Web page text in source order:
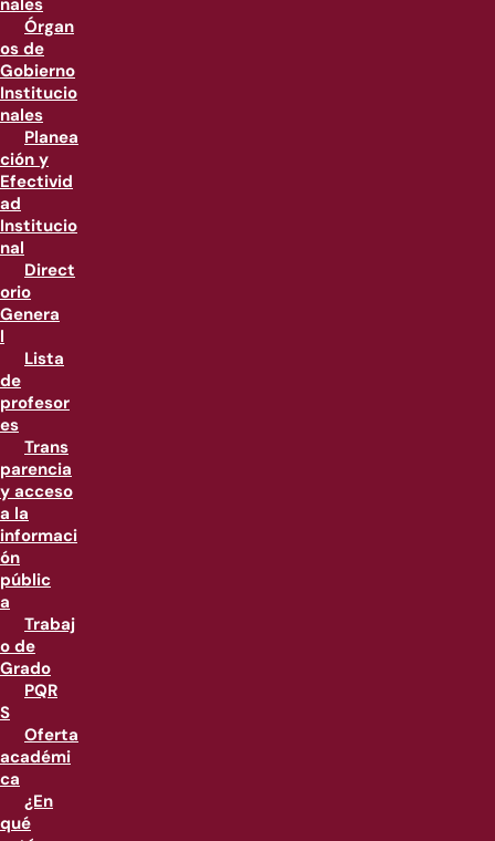
nales
Órgan
os de
Gobierno
Institucio
nales
Planea
ción y
Efectivid
ad
Institucio
nal
Direct
orio
Genera
l
Lista
de
profesor
es
Trans
parencia
y acceso
a la
informaci
ón
públic
a
Trabaj
o de
Grado
PQR
S
Oferta
académi
ca
¿En
qué